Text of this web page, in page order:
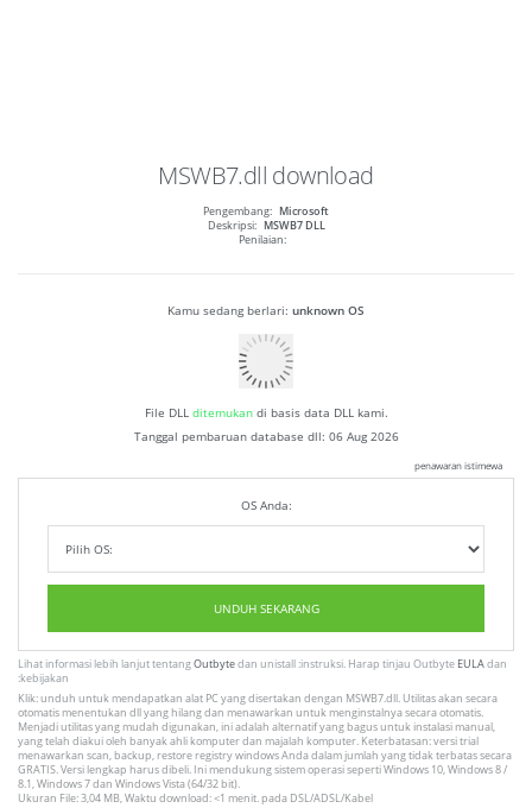
MSWB7.dll download
Pengembang: Microsoft
Deskripsi: MSWB7 DLL
Penilaian:
Kamu sedang berlari: unknown OS
File DLL ditemukandi basis data DLL kami.
Tanggal pembaruan database dll: 06 Aug 2026
penawaran istimewa
OS Anda:
UNDUH SEKARANG
Lihat informasi lebih lanjut tentangOutbytedan unistall :instruksi. Harap tinjau Outbyte EULAdan
:kebijakan
Klik: unduh untuk mendapatkan alat PC yang disertakan dengan MSWB7.dll. Utilitas akan secara
otomatis menentukan dll yang hilang dan menawarkan untuk menginstalnya secara otomatis.
Menjadi utilitas yang mudah digunakan, ini adalah alternatif yang bagus untuk instalasi manual,
yang telah diakui oleh banyak ahli komputer dan majalah komputer. Keterbatasan: versi trial
menawarkan scan, backup, restore registry windows Anda dalam jumlah yang tidak terbatas secara
GRATIS. Versi lengkap harus dibeli. Ini mendukung sistem operasi seperti Windows 10, Windows 8 /
8.1, Windows 7 dan Windows Vista (64/32 bit).
Ukuran File: 3,04 MB, Waktu download: <1 menit. pada DSL/ADSL/Kabel